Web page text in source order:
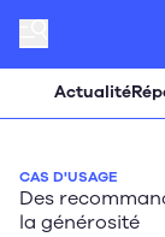
Actualité
CAS D'USAGE
Des
la générosité